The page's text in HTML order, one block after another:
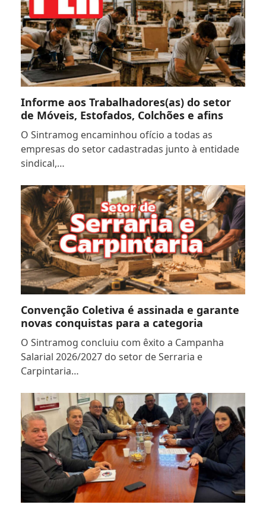
Informe aos Trabalhadores(as) do setor
de Móveis, Estofados, Colchões e afins
O Sintramog encaminhou ofício a todas as
empresas do setor cadastradas junto à entidade
sindical,…
Convenção Coletiva é assinada e garante
novas conquistas para a categoria
O Sintramog concluiu com êxito a Campanha
Salarial 2026/2027 do setor de Serraria e
Carpintaria…